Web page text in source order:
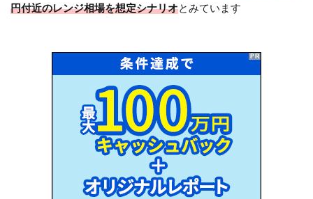
円付近のレンジ相場を想定シナリオとみています